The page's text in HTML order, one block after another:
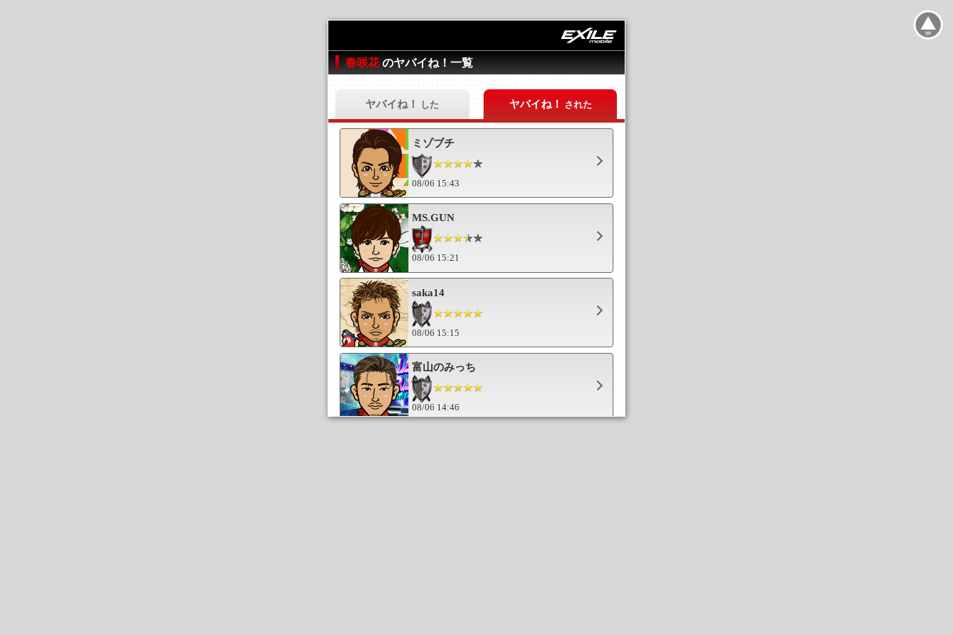
春咲花のヤバイね！一覧
ヤバイね！ した ヤバイね！ された
ミゾブチ
08/06 15:43
MS.GUN
08/06 15:21
saka14
08/06 15:15
富山のみっち
08/06 14:46